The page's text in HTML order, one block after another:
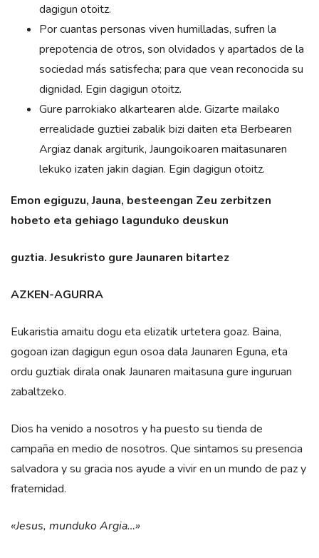
dagigun otoitz.
Por cuantas personas viven humilladas, sufren la
prepotencia de otros, son olvidados y apartados de la
sociedad más satisfecha; para que vean reconocida su
dignidad. Egin dagigun otoitz.
Gure parrokiako alkartearen alde. Gizarte mailako
errealidade guztiei zabalik bizi daiten eta Berbearen
Argiaz danak argiturik, Jaungoikoaren maitasunaren
lekuko izaten jakin dagian. Egin dagigun otoitz.
Emon egiguzu, Jauna, besteengan Zeu zerbitzen
hobeto eta gehiago lagunduko deuskun
guztia. Jesukristo gure Jaunaren bitartez
AZKEN-AGURRA
Eukaristia amaitu dogu eta elizatik urtetera goaz. Baina,
gogoan izan dagigun egun osoa dala Jaunaren Eguna, eta
ordu guztiak dirala onak Jaunaren maitasuna gure inguruan
zabaltzeko.
Dios ha venido a nosotros y ha puesto su tienda de
campaña en medio de nosotros. Que sintamos su presencia
salvadora y su gracia nos ayude a vivir en un mundo de paz y
fraternidad.
«Jesus, munduko Argia…»